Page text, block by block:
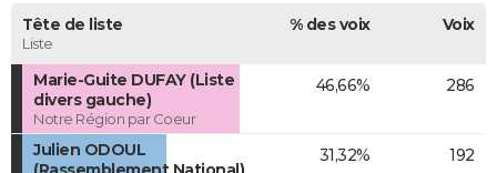
Tête de liste
Liste
% des voix Voix
Marie-Guite DUFAY (Liste
divers gauche)
Notre Région par Coeur
46,66% 286
Julien ODOUL
31,32% 192